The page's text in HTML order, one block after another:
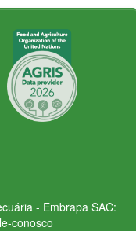
- Embrapa SAC:
conosco